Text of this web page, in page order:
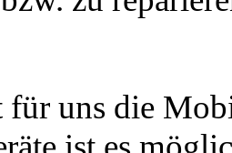
für uns die